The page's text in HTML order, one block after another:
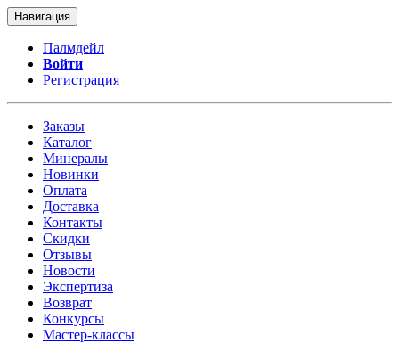
Навигация
Палмдейл
Войти
Регистрация
Заказы
Каталог
Минералы
Новинки
Оплата
Доставка
Контакты
Скидки
Отзывы
Новости
Экспертиза
Возврат
Конкурсы
Мастер-классы